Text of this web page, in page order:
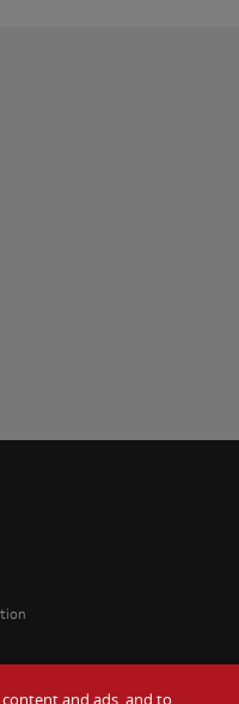
and ads, and to